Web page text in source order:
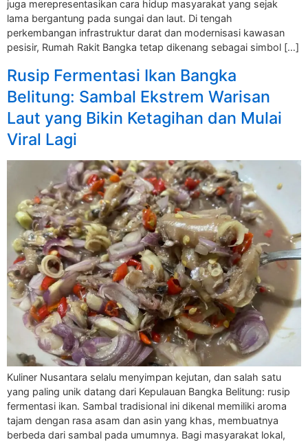
juga merepresentasikan cara hidup masyarakat yang sejak
lama bergantung pada sungai dan laut. Di tengah
perkembangan infrastruktur darat dan modernisasi kawasan
pesisir, Rumah Rakit Bangka tetap dikenang sebagai simbol […]
Rusip Fermentasi Ikan Bangka
Belitung: Sambal Ekstrem Warisan
Laut yang Bikin Ketagihan dan Mulai
Viral Lagi
Kuliner Nusantara selalu menyimpan kejutan, dan salah satu
yang paling unik datang dari Kepulauan Bangka Belitung: rusip
fermentasi ikan. Sambal tradisional ini dikenal memiliki aroma
tajam dengan rasa asam dan asin yang khas, membuatnya
berbeda dari sambal pada umumnya. Bagi masyarakat lokal,